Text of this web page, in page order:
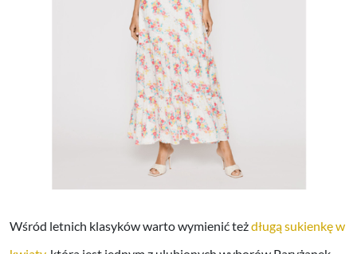
Wśród letnich klasyków warto wymienić teżdługą sukienkę w